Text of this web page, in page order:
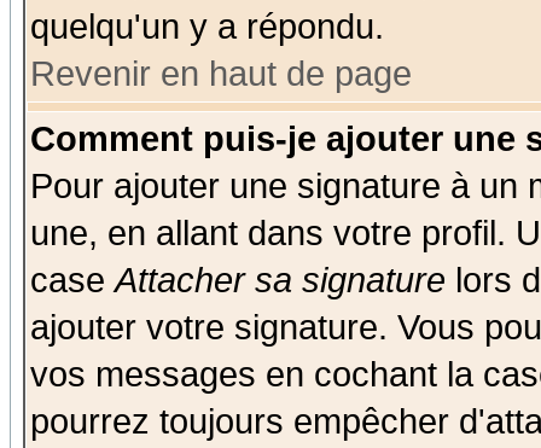
quelqu'un y a répondu.
Revenir en haut de page
Comment puis-je ajouter une
Pour ajouter une signature à un
une, en allant dans votre profil.
caseAttacher sa signature lors
ajouter votre signature. Vous
vos messages en cochant la
pourrez toujours empêcher